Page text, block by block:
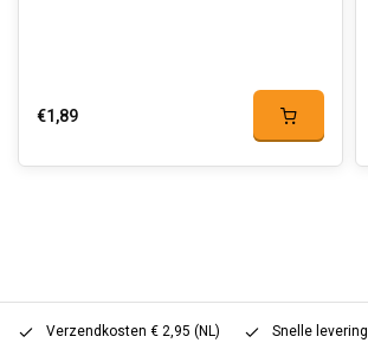
€1,89
Verzendkosten € 2,95 (NL) Snelle levering